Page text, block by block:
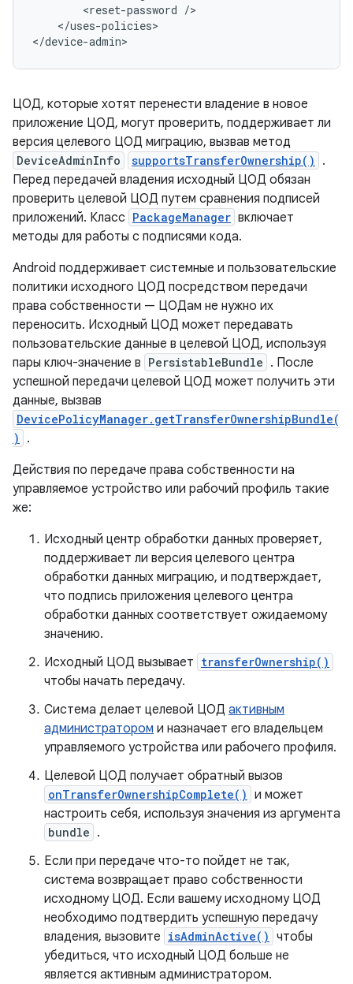
<reset-password
</uses-policies>
ЦОД, которые хотят перенести владение в новое
приложение ЦОД, могут проверить, поддерживает ли
версия целевого ЦОД миграцию, вызвав метод
DeviceAdminInfo supportsTransferOwnership()
.
Перед передачей владения исходный ЦОД обязан
проверить целевой ЦОД путем сравнения подписей
приложений. Класс PackageManager включает
методы для работы с подписями кода.
Android поддерживает системные и пользовательские
политики исходного ЦОД посредством передачи
права собственности — ЦОДам не нужно их
переносить. Исходный ЦОД может передавать
пользовательские данные в целевой ЦОД, используя
пары ключ-значение в PersistableBundle . После
успешной передачи целевой ЦОД может получить эти
данные, вызвав
DevicePolicyManager.getTransferOwnershipBundle(
)
.
Действия по передаче права собственности на
управляемое устройство или рабочий профиль такие
же:
Исходный центр обработки данных проверяет,
поддерживает ли версия целевого центра
обработки данных миграцию, и подтверждает,
что подпись приложения целевого центра
обработки данных соответствует ожидаемому
значению.
Исходный ЦОД вызывает transferOwnership()
чтобы начать передачу.
Система делает целевой ЦОД активным
администратором и назначает его владельцем
управляемого устройства или рабочего профиля.
Целевой ЦОД получает обратный вызов
onTransferOwnershipComplete() и может
настроить себя, используя значения из аргумента
bundle .
Если при передаче что-то пойдет не так,
система возвращает право собственности
исходному ЦОД. Если вашему исходному ЦОД
необходимо подтвердить успешную передачу
владения, вызовите isAdminActive() чтобы
убедиться, что исходный ЦОД больше не
является активным администратором.